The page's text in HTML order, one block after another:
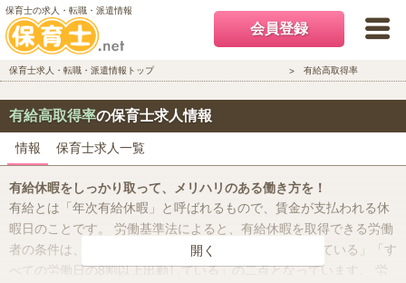
保育士の求人・転職・派遣情報
会員登録
保育士求人・転職・派遣情報トップ 有給高取得率
有給高取得率の保育士求人情報
情報 保育士求人一覧
有給休暇をしっかり取って、メリハリのある働き方を！
有給とは「年次有給休暇」と呼ばれるもので、賃金が支払われる休
暇日のことです。 労働基準法によると、有給休暇を取得できる労働
者の条件は、「仕事を始めてから6か月間継続して働いている」「す
べての労働日の8割以上出勤している」の二点となっています。 労
開く